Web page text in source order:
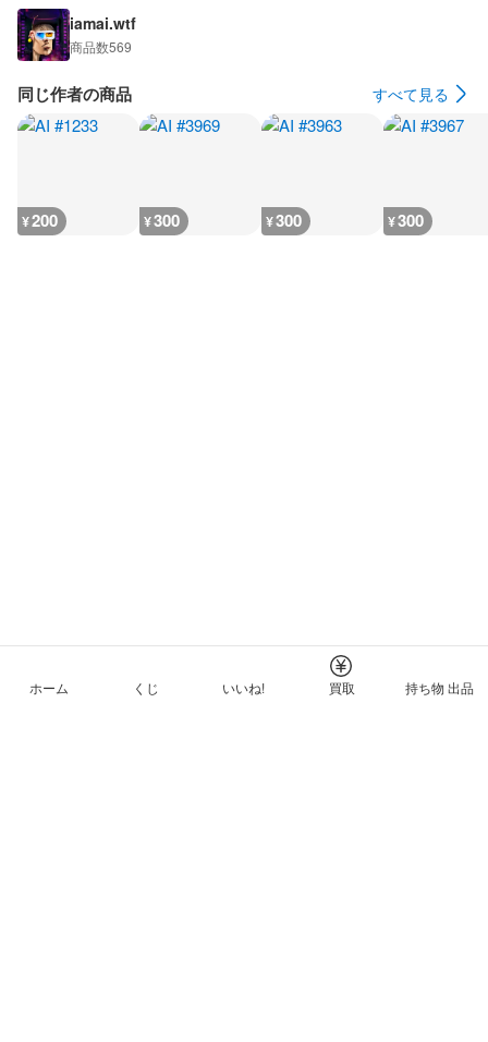
iamai.wtf
商品数569
同じ作者の商品 すべて見る
¥200 ¥300 ¥300 ¥300
ホーム くじ いいね! 買取 持ち物 出品